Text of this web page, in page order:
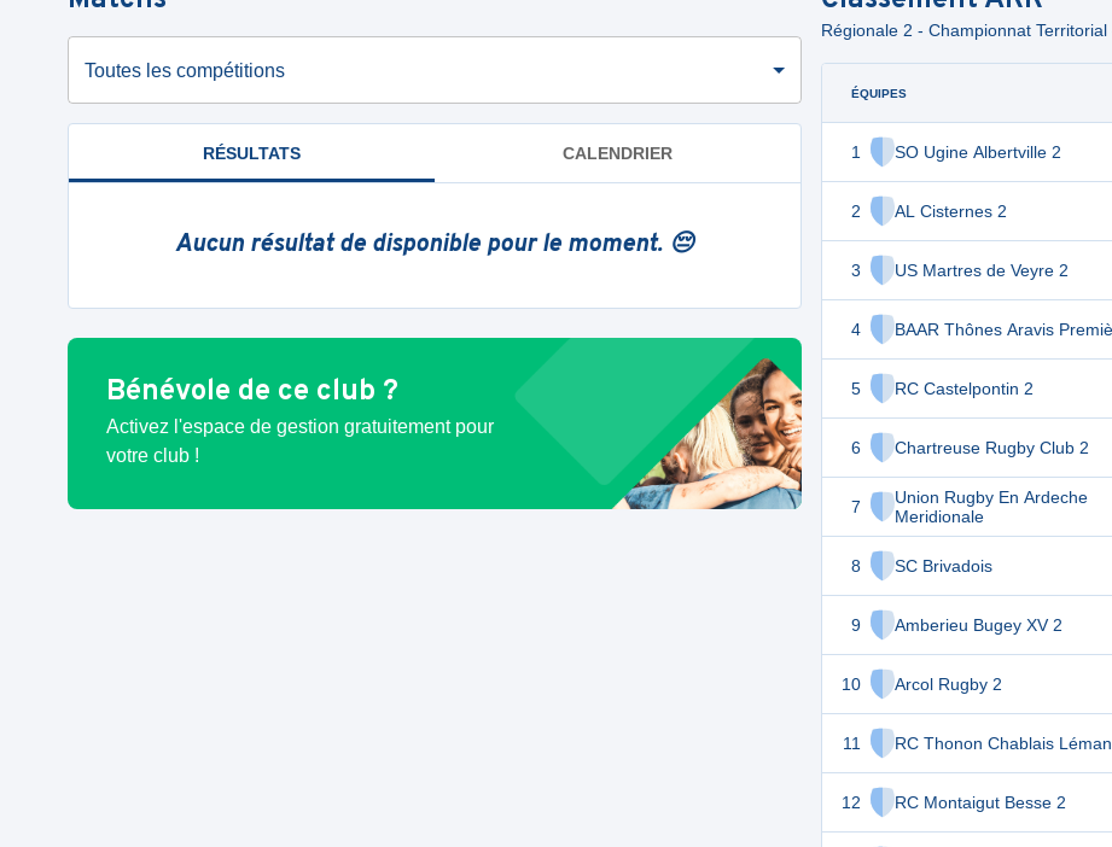
Toutes les compétitions
RÉSULTATS CALENDRIER
Aucun résultat de disponible pour le moment. 😔
Bénévole de ce club ?
Activez l'espace de gestion gratuitement pour
votre club !
Régionale 2 - Championnat
ÉQUIPES
1 SO Ugine Albertville 2
2 AL Cisternes 2
3 US Martres de Veyre 2
4 BAAR Thônes Aravis
5 RC Castelpontin 2
6 Chartreuse Rugby Club 2
7
Union Rugby En Ardeche
Meridionale
8 SC Brivadois
9 Amberieu Bugey XV 2
10 Arcol Rugby 2
11 RC Thonon Chablais
12 RC Montaigut Besse 2